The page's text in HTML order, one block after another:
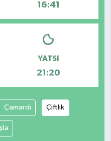
16:41
YATSI
21:20
Çamardı Çiftlik